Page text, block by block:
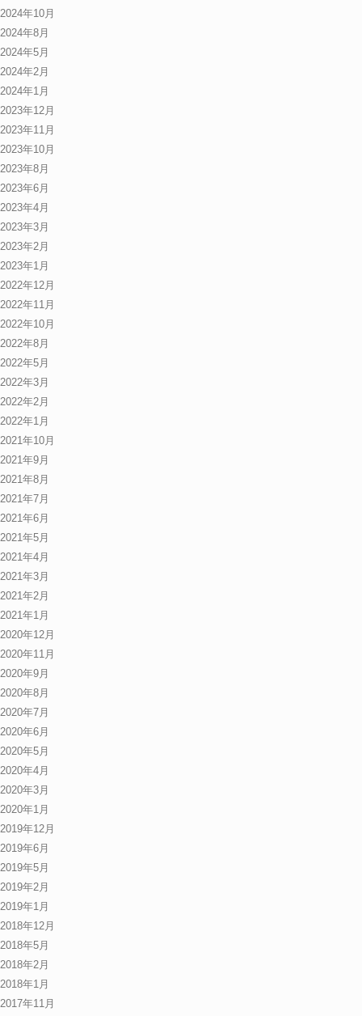
2024年10月
2024年8月
2024年5月
2024年2月
2024年1月
2023年12月
2023年11月
2023年10月
2023年8月
2023年6月
2023年4月
2023年3月
2023年2月
2023年1月
2022年12月
2022年11月
2022年10月
2022年8月
2022年5月
2022年3月
2022年2月
2022年1月
2021年10月
2021年9月
2021年8月
2021年7月
2021年6月
2021年5月
2021年4月
2021年3月
2021年2月
2021年1月
2020年12月
2020年11月
2020年9月
2020年8月
2020年7月
2020年6月
2020年5月
2020年4月
2020年3月
2020年1月
2019年12月
2019年6月
2019年5月
2019年2月
2019年1月
2018年12月
2018年5月
2018年2月
2018年1月
2017年11月